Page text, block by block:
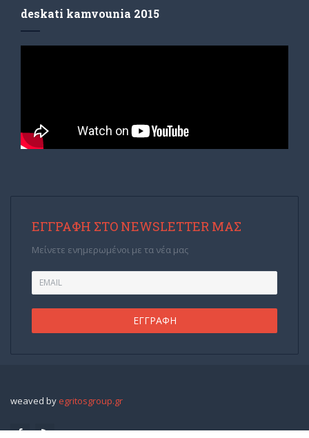
deskati kamvounia 2015
ΕΓΓΡΑΦΉ ΣΤΟ NEWSLETTER ΜΑΣ
Μείνετε ενημερωμένοι με τα νέα μας
weaved by egritosgroup.gr